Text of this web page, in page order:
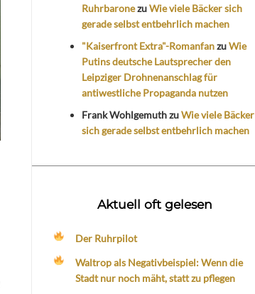
RuhrbaronezuWie viele Bäcker sich
gerade selbst entbehrlich machen
"Kaiserfront Extra"-RomanfanzuWie
Putins deutsche Lautsprecher den
Leipziger Drohnenanschlag für
antiwestliche Propaganda nutzen
Frank WohlgemuthzuWie viele Bäcker
sich gerade selbst entbehrlich machen
Aktuell oft gelesen
Der Ruhrpilot
Waltrop als Negativbeispiel: Wenn die
Stadt nur noch mäht, statt zu pflegen